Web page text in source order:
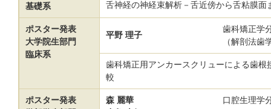
基礎系
舌神経の神経束解析－舌近傍から舌粘膜面
ポスター発表
大学院生部門
臨床系
平野 理子
歯科矯正学
（解剖法歯
歯科矯正用アンカースクリューによる歯
較
ポスター発表
森 麗華
口腔生理学